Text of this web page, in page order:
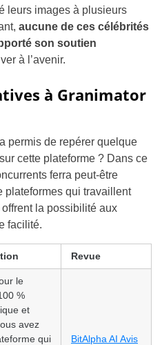
leurs images à plusieurs
aucune de ces célébrités
son soutien
à l’avenir.
à Granimator
permis de repérer quelque
cette plateforme ? Dans ce
ferra peut-être
plateformes qui travaillent
la possibilité aux
facilité.
Revue
le
%
et
avez
qui
BitAlpha AI Avis